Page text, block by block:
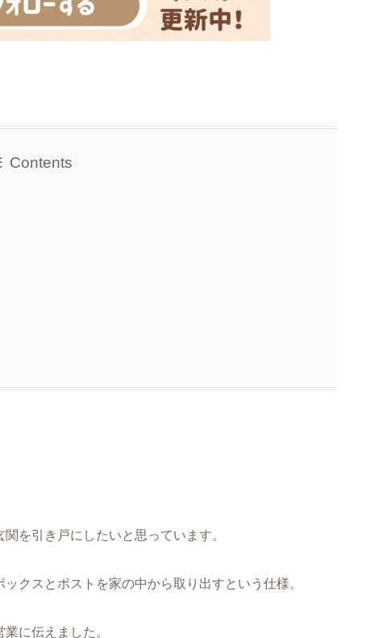
Contents
を引き戸にしたいと思っています。
クスとポストを家の中から取り出すという仕様。
に伝えました。